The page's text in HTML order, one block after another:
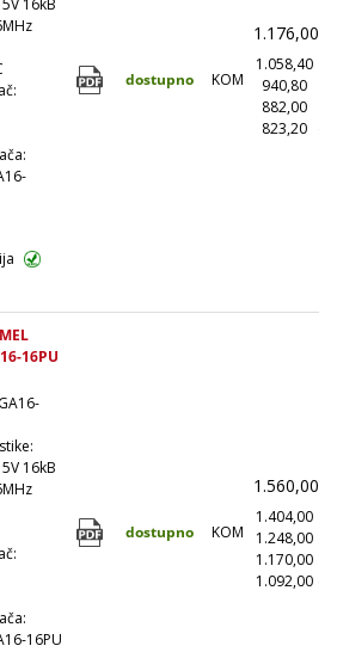
16kB
dostupno KOM
1.176,00
1.058,40
940,80
882,00
823,20
16PU
16kB
16PU
dostupno KOM
1.560,00
1.404,00
1.248,00
1.170,00
1.092,00